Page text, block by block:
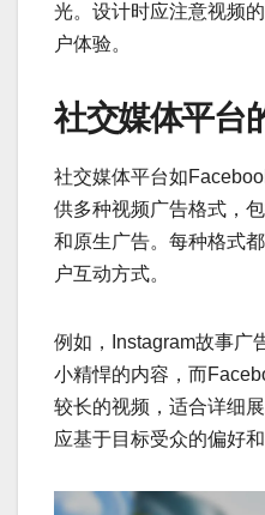
光。设计时应注意视频
户体验。
社交媒体平台
社交媒体平台如
供多种视频广告格式，
和原生广告。每种格式
户互动方式。
例如，Instagram故事广
小精悍的内容，而
较长的视频，适合详细
应基于目标受众的偏好和